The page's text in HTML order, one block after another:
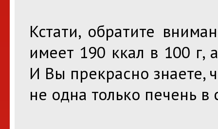
Кстати, обратите
имеет 190 ккал в 100 г,
И Вы прекрасно знаете,
не одна только печень в